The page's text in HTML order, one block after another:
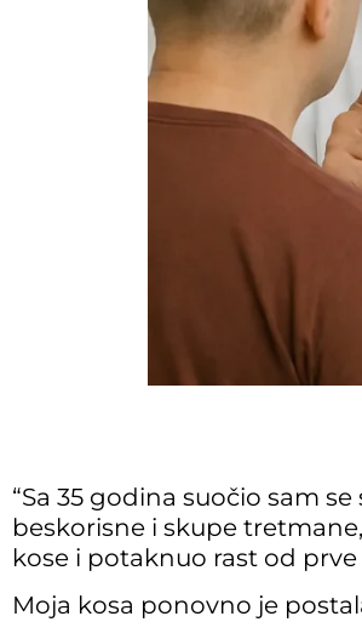
“Sa 35 godina suočio sam
beskorisne i skupe
kose i potaknuo rast od
Moja kosa ponovno je